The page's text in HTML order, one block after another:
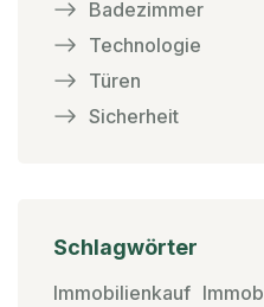
Badezimmer
Technologie
Türen
Sicherheit
Schlagwörter
Immobilienkauf